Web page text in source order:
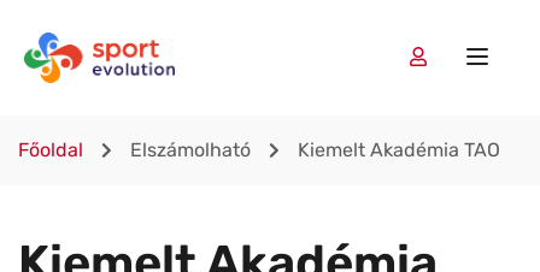
Főoldal Elszámolható Kiemelt Akadémia TAO